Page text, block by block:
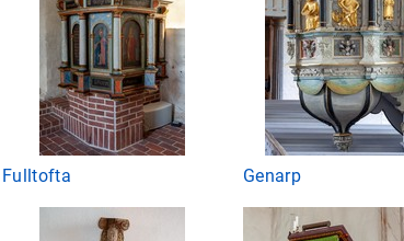
Fulltofta Genarp